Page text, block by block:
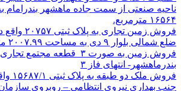
ناحیه صنعتی از سمت جاده ماهشهر
۱۶۵۶۴ مترمربع.
فروش زمین
ضلع شمالی بلوار ۹ دی به مساحت ۲۰۰۷.۹۹ مترمربع
فروش زمین به صورت ۳ قطعه
بندرماهشهر- انتهای فاز ۳
فروش
جنب بهداری نیروی انتظامی – روبروی سازمان